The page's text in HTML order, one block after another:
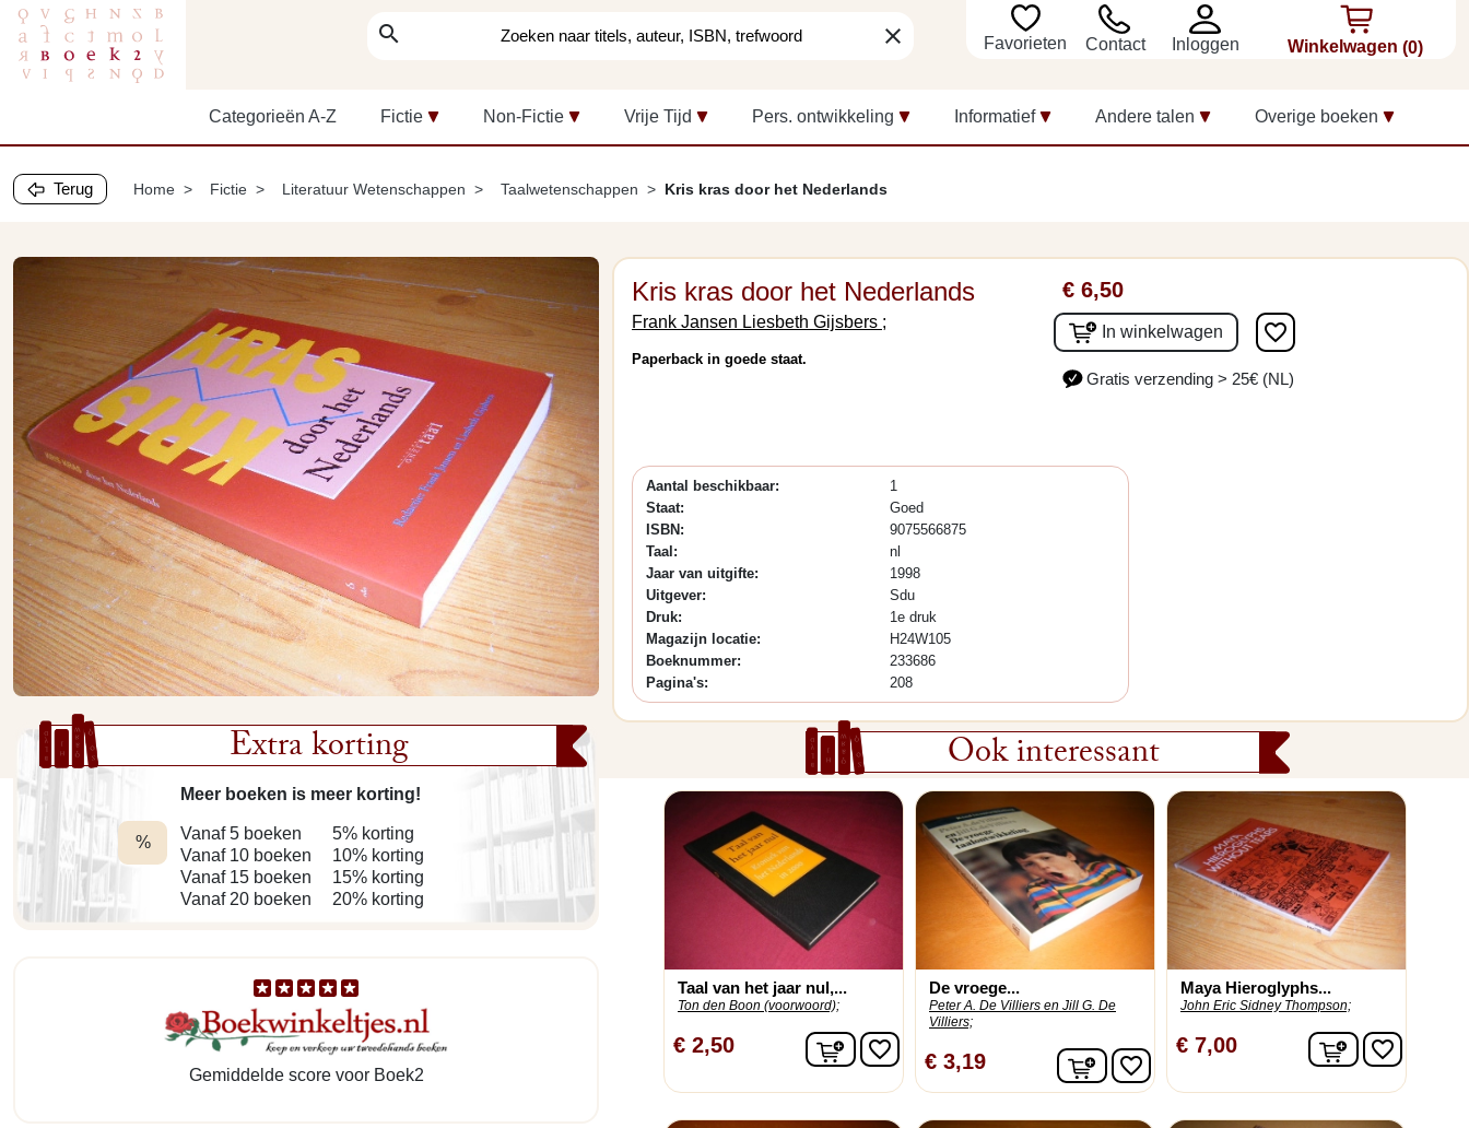
search clear Favorieten Contact Inloggen Winkelwagen (0)
Categorieën A-Z Fictie Non-Fictie Vrije Tijd Pers. ontwikkeling Informatief Andere talen Overige boeken
Terug Home Fictie Literatuur Wetenschappen Taalwetenschappen Kris kras door het Nederlands
Kris kras door het Nederlands
Frank Jansen Liesbeth Gijsbers ;
Paperback in goede staat.
€ 6,50
In winkelwagen favorite_border
Gratis verzending > 25€ (NL)
Aantal beschikbaar:
1
Staat:
Goed
ISBN:
9075566875
Taal:
nl
Jaar van uitgifte:
1998
Uitgever:
Sdu
Druk:
1e druk
Magazijn locatie:
H24W105
Boeknummer:
233686
Pagina's:
208
Extra korting
%
Meer boeken is meer korting!
Vanaf 5 boeken
Vanaf 10 boeken
Vanaf 15 boeken
Vanaf 20 boeken
5% korting
10% korting
15% korting
20% korting
Gemiddelde score voor Boek2
Ook interessant
Taal van het jaar nul,...
Ton den Boon (voorwoord);
€ 2,50 In winkelwagen
favorite_border
De vroege...
Peter A. De Villiers en Jill G. De
Villiers;
€ 3,19 In winkelwagen
favorite_border
Maya Hieroglyphs...
John Eric Sidney Thompson;
€ 7,00 Infavorite_border